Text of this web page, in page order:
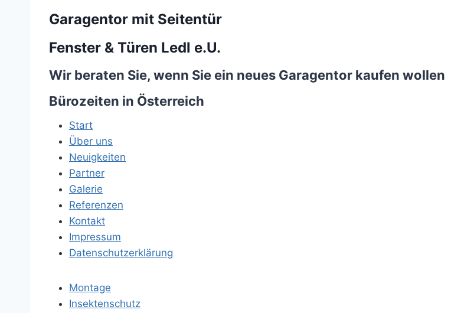
Garagentor mit Seitentür
Fenster & Türen Ledl e.U.
Wir beraten Sie, wenn Sie ein neues Garagentor kaufen wollen
Bürozeiten in Österreich
Start
Über uns
Neuigkeiten
Partner
Galerie
Referenzen
Kontakt
Impressum
Datenschutzerklärung
Montage
Insektenschutz